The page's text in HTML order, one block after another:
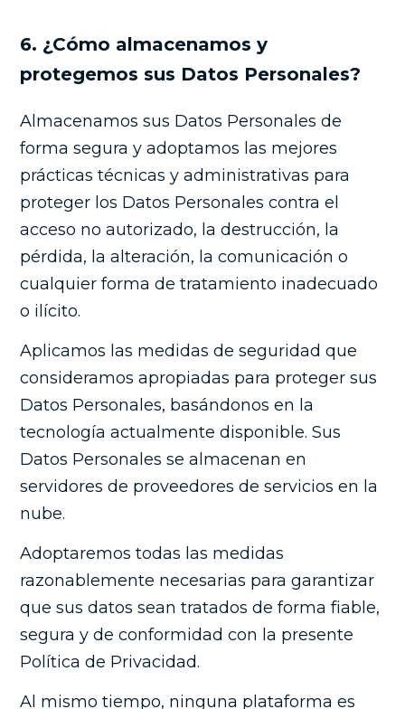
6. ¿Cómo almacenamos y
protegemos sus Datos Personales?
Almacenamos sus Datos Personales de
forma segura y adoptamos las mejores
prácticas técnicas y administrativas para
proteger los Datos Personales contra el
acceso no autorizado, la destrucción, la
pérdida, la alteración, la comunicación o
cualquier forma de tratamiento inadecuado
o ilícito.
Aplicamos las medidas de seguridad que
consideramos apropiadas para proteger sus
Datos Personales, basándonos en la
tecnología actualmente disponible. Sus
Datos Personales se almacenan en
servidores de proveedores de servicios en la
nube.
Adoptaremos todas las medidas
razonablemente necesarias para garantizar
que sus datos sean tratados de forma fiable,
segura y de conformidad con la presente
Política de Privacidad.
Al mismo tiempo, ninguna plataforma es